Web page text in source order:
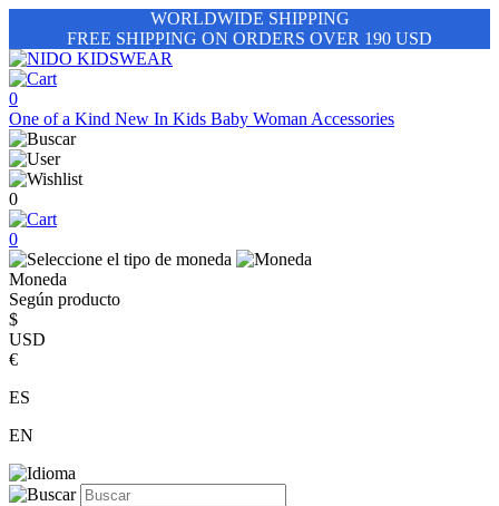
WORLDWIDE SHIPPING
FREE SHIPPING ON ORDERS OVER 190 USD
0
One of a Kind New In Kids Baby Woman Accessories
0
0
Moneda
Según producto
$
USD
€
ES
EN